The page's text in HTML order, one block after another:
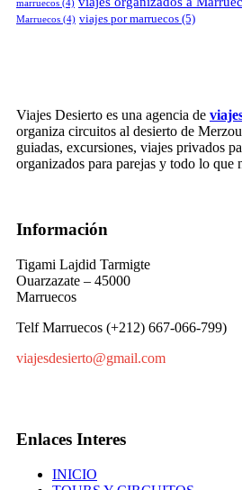
marruecos (4)
Marruecos (4) viajes por marruecos (5)
Viajes Desierto es una agencia de
organiza circuitos al desierto de
guiadas, excursiones, viajes privados
organizados para parejas y todo lo que
Información
Tigami Lajdid Tarmigte
Ouarzazate – 45000
Marruecos
Telf Marruecos (+212) 667-066-799)
viajesdesierto@gmail.com
Enlaces Interes
INICIO